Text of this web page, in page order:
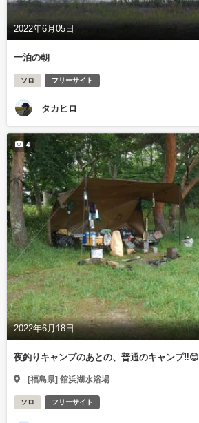
2022年6月05日
一泊の朝
ソロ フリーサイト
タカヒロ
2022年6月18日
4
夜釣りキャンプのあとの、普通のキャンプ‼️😊
[福島県] 舘浜湖水浴場
ソロ フリーサイト